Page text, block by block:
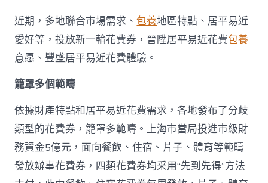
派
發
新
真
金
查
包
養
網
近期，多地聯合市場需求、包養地區特點、居平易近
愛好等，投放新一輪花費券，晉陞居平易近花費包養
意愿、豐盛居平易近花費體驗。
籠罩多個範疇
依據財產特點和居平易近花費需求，各地發布了分歧
類型的花費券，籠罩多範疇。上海市當局投進市級財
務資金5億元，面向餐飲、住宿、片子、體育等範疇
發放辦事花費券，四類花費券均采用“先到先得”方法